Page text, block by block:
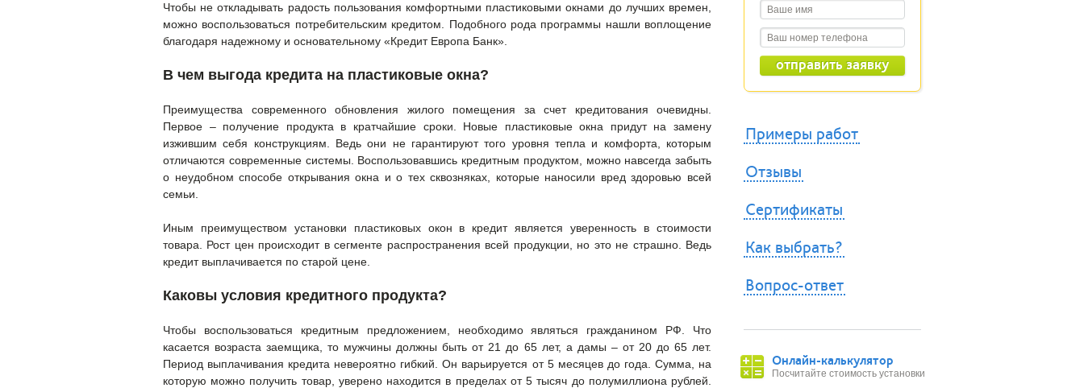
Чтобы не откладывать радость пользования комфортными пластиковыми окнами до лучших времен,
можно воспользоваться потребительским кредитом. Подобного рода программы нашли воплощение
благодаря надежному и основательному «Кредит Европа Банк».
В чем выгода кредита на пластиковые окна?
Преимущества современного обновления жилого помещения за счет кредитования очевидны.
Первое – получение продукта в кратчайшие сроки. Новые пластиковые окна придут на замену
изжившим себя конструкциям. Ведь они не гарантируют того уровня тепла и комфорта, которым
отличаются современные системы. Воспользовавшись кредитным продуктом, можно навсегда забыть
о неудобном способе открывания окна и о тех сквозняках, которые наносили вред здоровью всей
семьи.
Иным преимуществом установки пластиковых окон в кредит является уверенность в стоимости
товара. Рост цен происходит в сегменте распространения всей продукции, но это не страшно. Ведь
кредит выплачивается по старой цене.
Каковы условия кредитного продукта?
Чтобы воспользоваться кредитным предложением, необходимо являться гражданином РФ. Что
касается возраста заемщика, то мужчины должны быть от 21 до 65 лет, а дамы – от 20 до 65 лет.
Период выплачивания кредита невероятно гибкий. Он варьируется от 5 месяцев до года. Сумма, на
которую можно получить товар, уверено находится в пределах от 5 тысяч до полумиллиона рублей.
Примеры работ
Отзывы
Сертификаты
Как выбрать?
Вопрос-ответ
Онлайн-калькулятор
Посчитайте стоимость установки